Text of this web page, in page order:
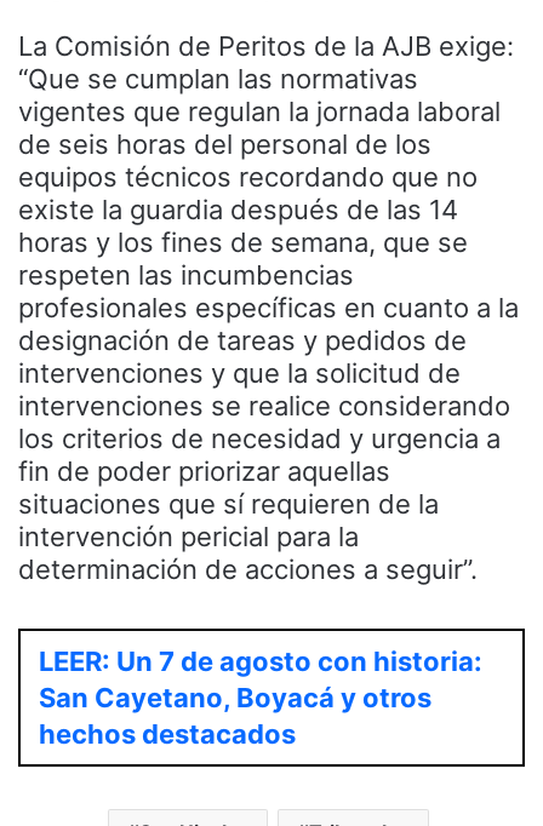
La Comisión de Peritos de la AJB exige:
“Que se cumplan las normativas
vigentes que regulan la jornada laboral
de seis horas del personal de los
equipos técnicos recordando que no
existe la guardia después de las 14
horas y los fines de semana, que se
respeten las incumbencias
profesionales específicas en cuanto a la
designación de tareas y pedidos de
intervenciones y que la solicitud de
intervenciones se realice considerando
los criterios de necesidad y urgencia a
fin de poder priorizar aquellas
situaciones que sí requieren de la
intervención pericial para la
determinación de acciones a seguir”.
LEER: Un 7 de agosto con historia:
San Cayetano, Boyacá y otros
hechos destacados